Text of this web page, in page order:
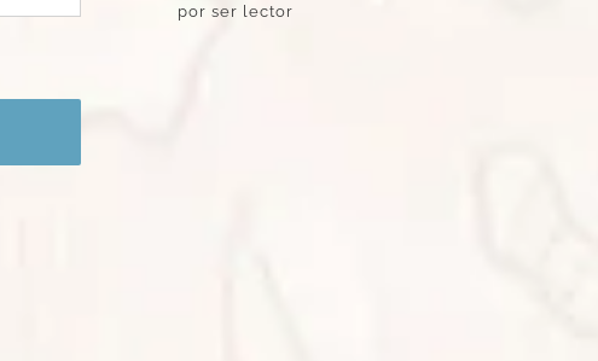
por ser lector